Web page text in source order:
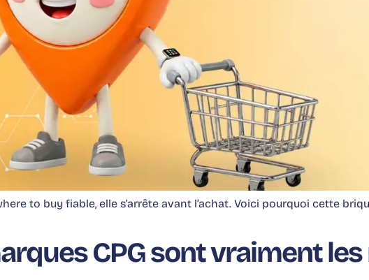
to buy fiable, elle s’arrête avant l’achat. Voici pourquoi cette
CPG sont vraiment